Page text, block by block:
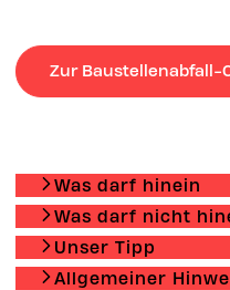
Zur Baustellenabfall-
Was darf hinein
Was darf nicht
Unser Tipp
Allgemeiner